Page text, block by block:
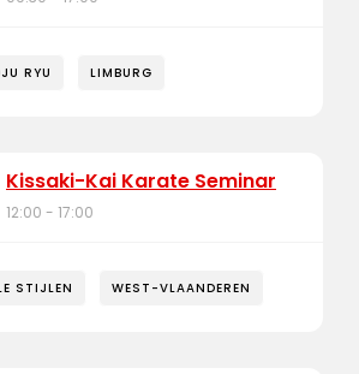
RYU LIMBURG
Kissaki-Kai Karate Seminar
12:00 - 17:00
STIJLEN WEST-VLAANDEREN